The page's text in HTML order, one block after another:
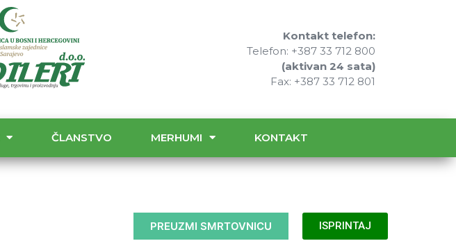
Kontakt telefon:
Telefon: +387 33 712 800
(aktivan 24 sata)
Fax: +387 33 712 801
ČLANSTVO MERHUMI KONTAKT
PREUZMI SMRTOVNICU ISPRINTAJ